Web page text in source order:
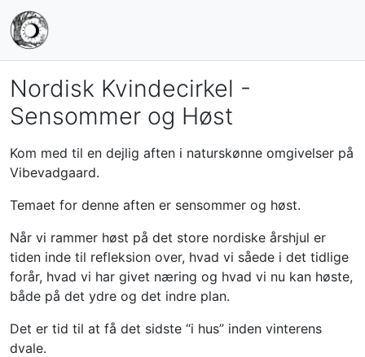
Nordisk Kvindecirkel -
Sensommer og Høst
Kom med til en dejlig aften i naturskønne omgivelser på
Vibevadgaard.
Temaet for denne aften er sensommer og høst.
Når vi rammer høst på det store nordiske årshjul er
tiden inde til refleksion over, hvad vi såede i det tidlige
forår, hvad vi har givet næring og hvad vi nu kan høste,
både på det ydre og det indre plan.
Det er tid til at få det sidste “i hus” inden vinterens
dvale.